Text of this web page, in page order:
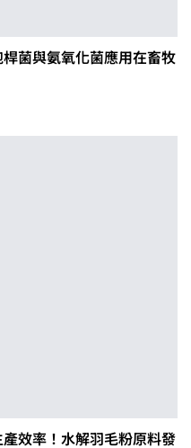
菌與氨氧化菌應用在畜牧
效率！水解羽毛粉原料發